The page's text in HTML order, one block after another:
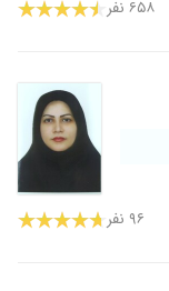
۶۵۸ نفر
۹۶ نفر